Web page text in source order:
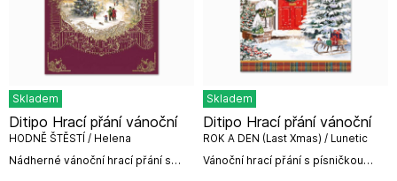
Skladem
Nádherné vánoční hrací přání s
Ditipo Hrací přání vánoční
HODNĚ ŠTĚSTÍ / Helena
Vondráčková
Skladem
Vánoční hrací přání s písničkou
Ditipo Hrací přání vánoční
ROK A DEN (Last Xmas) / Lunetic